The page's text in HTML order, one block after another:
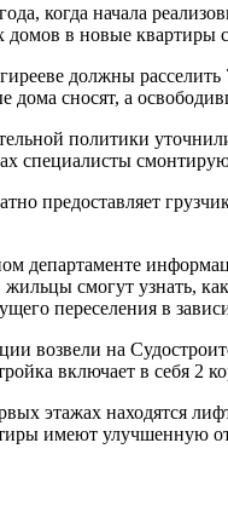
когда начала
домов в новые
должны
дома сносят, а
политики
специалисты
предоставляет
департаменте
жильцы смогут узнать,
переселения в
возвели на
включает в себя 2
этажах находятся
имеют улучшенную